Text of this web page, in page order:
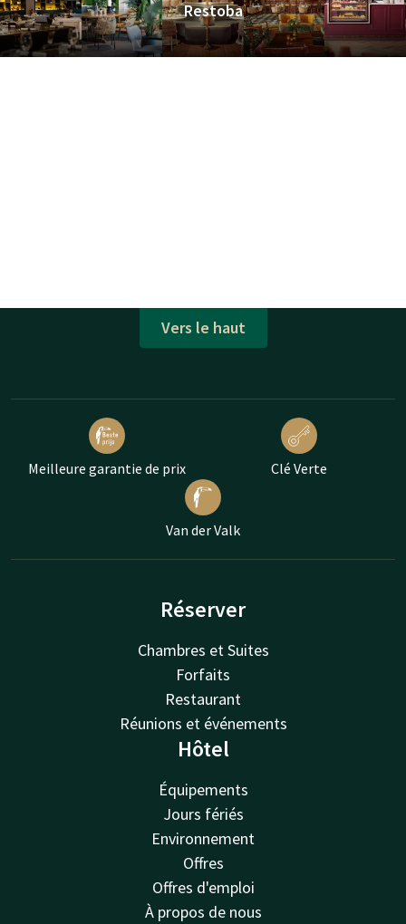
Restobar
Vers le haut
Meilleure garantie de prix Clé Verte
Van der Valk
Réserver
Chambres et Suites
Forfaits
Restaurant
Réunions et événements
Hôtel
Équipements
Jours fériés
Environnement
Offres
Offres d'emploi
À propos de nous